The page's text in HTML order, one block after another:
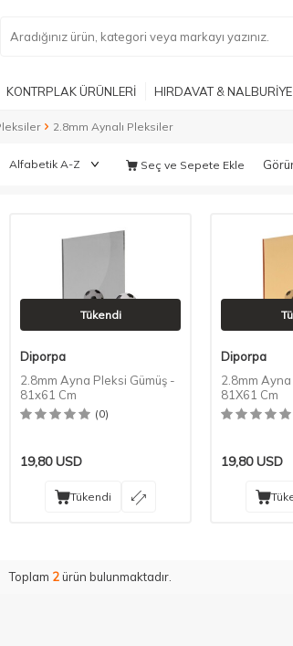
KONTRPLAK ÜRÜNLERİ HIRDAVAT & NALBURİYE
2.8mm Aynalı Pleksiler
Seç ve Sepete Ekle
Tükendi
Diporpa
2.8mm Ayna Pleksi Gümüş -
81x61 Cm
(0)
19,80USD
Tükendi
Diporpa
2.8mm
81X61 Cm
19,80USD
Toplam 2ürün bulunmaktadır.